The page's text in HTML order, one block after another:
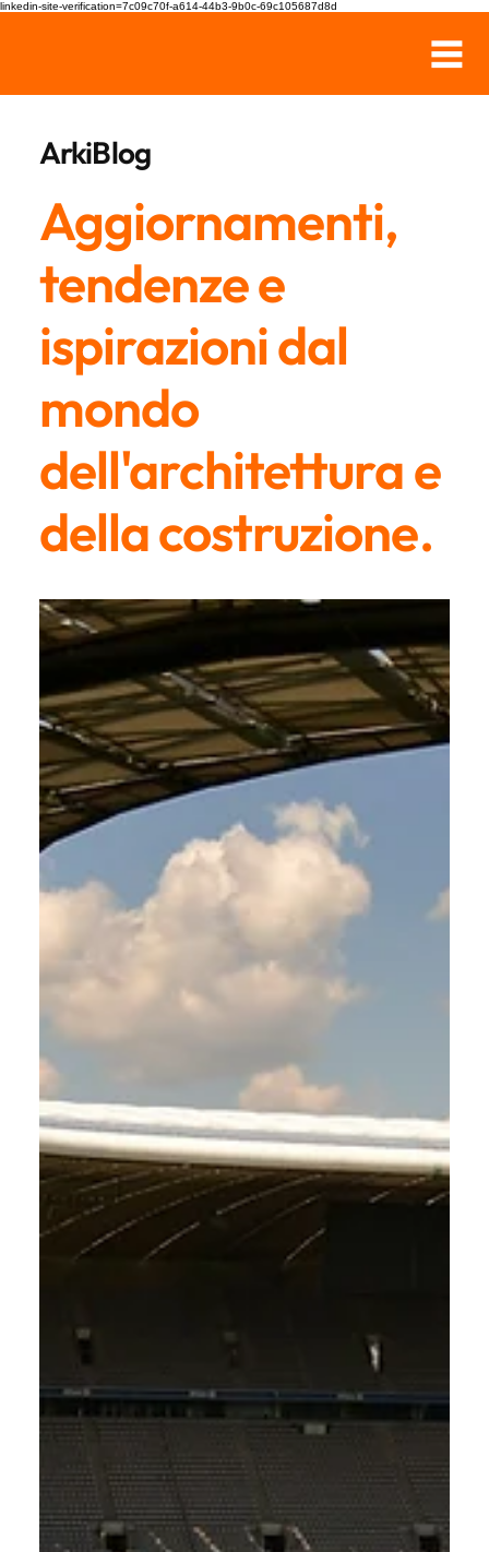
linkedin-site-verification=7c09c70f-a614-44b3-9b0c-69c105687d8d
ArkiBlog
Aggiornamenti,
tendenze e
ispirazioni dal
mondo
dell'architettura e
della costruzione.